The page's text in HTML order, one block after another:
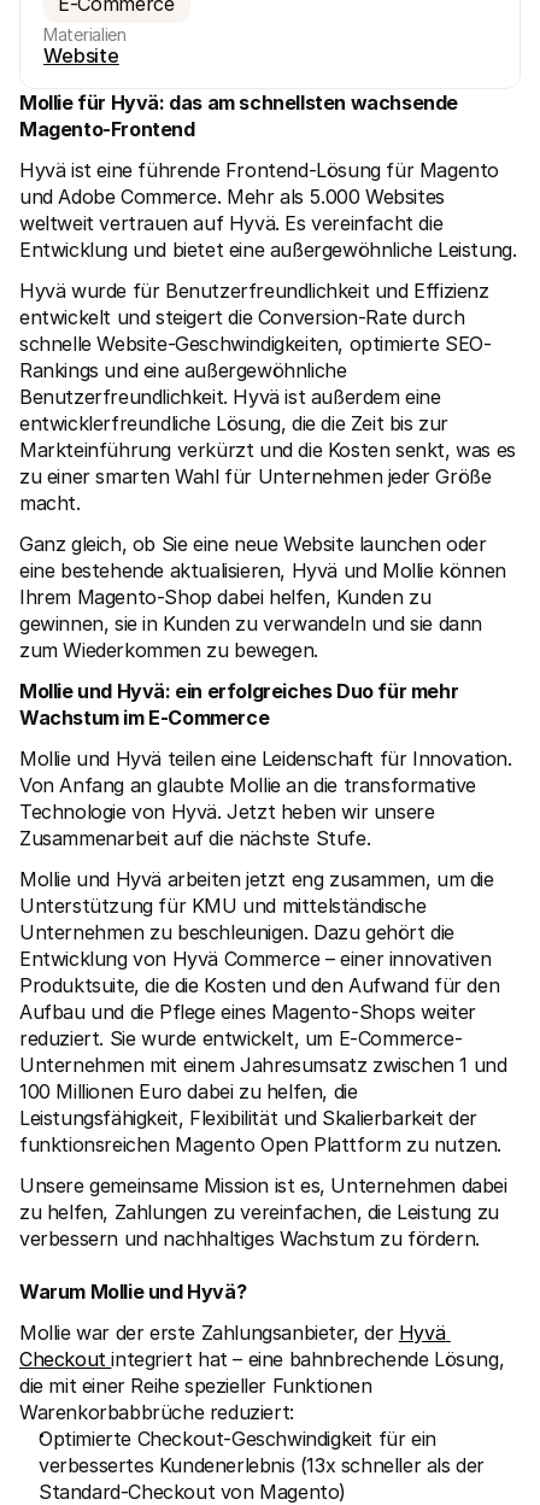
Materialien
Website
Mollie für Hyvä: das am schnellsten wachsende
Magento-Frontend
Hyvä ist eine führende Frontend-Lösung für Magento
und Adobe Commerce. Mehr als 5.000 Websites
weltweit vertrauen auf Hyvä. Es vereinfacht die
Entwicklung und bietet eine außergewöhnliche Leistung.
Hyvä wurde für Benutzerfreundlichkeit und Effizienz
entwickelt und steigert die Conversion-Rate durch
schnelle Website-Geschwindigkeiten, optimierte SEO-
Rankings und eine außergewöhnliche
Benutzerfreundlichkeit. Hyvä ist außerdem eine
entwicklerfreundliche Lösung, die die Zeit bis zur
Markteinführung verkürzt und die Kosten senkt, was es
zu einer smarten Wahl für Unternehmen jeder Größe
macht.
Ganz gleich, ob Sie eine neue Website launchen oder
eine bestehende aktualisieren, Hyvä und Mollie können
Ihrem Magento-Shop dabei helfen, Kunden zu
gewinnen, sie in Kunden zu verwandeln und sie dann
zum Wiederkommen zu bewegen.
Mollie und Hyvä: ein erfolgreiches Duo für mehr
Wachstum im E-Commerce
Mollie und Hyvä teilen eine Leidenschaft für Innovation.
Von Anfang an glaubte Mollie an die transformative
Technologie von Hyvä. Jetzt heben wir unsere
Zusammenarbeit auf die nächste Stufe.
Mollie und Hyvä arbeiten jetzt eng zusammen, um die
Unterstützung für KMU und mittelständische
Unternehmen zu beschleunigen. Dazu gehört die
Entwicklung von Hyvä Commerce – einer innovativen
Produktsuite, die die Kosten und den Aufwand für den
Aufbau und die Pflege eines Magento-Shops weiter
reduziert. Sie wurde entwickelt, um E-Commerce-
Unternehmen mit einem Jahresumsatz zwischen 1 und
100 Millionen Euro dabei zu helfen, die
Leistungsfähigkeit, Flexibilität und Skalierbarkeit der
funktionsreichen Magento Open Plattform zu nutzen.
Unsere gemeinsame Mission ist es, Unternehmen dabei
zu helfen, Zahlungen zu vereinfachen, die Leistung zu
verbessern und nachhaltiges Wachstum zu fördern.
Warum Mollie und Hyvä?
Mollie war der erste Zahlungsanbieter, der Hyvä
Checkout integriert hat – eine bahnbrechende Lösung,
die mit einer Reihe spezieller Funktionen
Warenkorbabbrüche reduziert:
Optimierte Checkout-Geschwindigkeit für ein
verbessertes Kundenerlebnis (13x schneller als der
Standard-Checkout von Magento)
Technische Ressourcen
Developer-Portal
Developer
Bibliotheken
Discord community
Werden Sie Teil der Entwickler-Community
Mollie-
Über Mollie
Preise
Sehen Sie sich unsere Preise an
Über uns
Unsere Story und Werte
News
Lesen Sie aktuelle Mollie-
Neuigkeiten
Karriere
Kontakt
Für Endkunden
Warum steht Mollie auf Ihrem Kontoauszug?
Für Mollie-Händler
Kontaktieren Sie unseren Händler-Support
Sales-Team kontaktieren
Erfahren Sie, wie wir Ihrem Unternehmen helfen können